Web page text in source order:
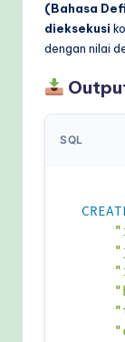
(Bahasa
dieksekusi
dengan nilai
SQL